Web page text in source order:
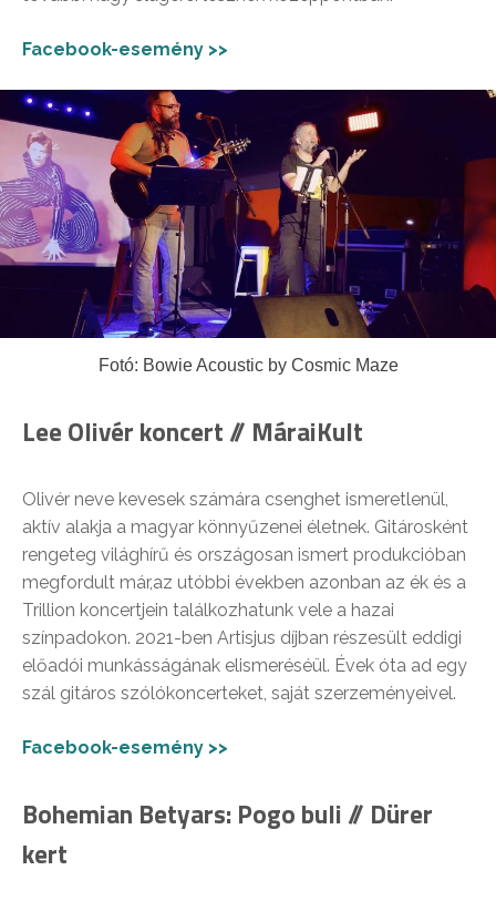
Facebook-esemény >>
Fotó: Bowie Acoustic by Cosmic Maze
Lee Olivér koncert // MáraiKult
Olivér neve kevesek számára csenghet ismeretlenül,
aktív alakja a magyar könnyűzenei életnek. Gitárosként
rengeteg világhírű és országosan ismert produkcióban
megfordult már,az utóbbi években azonban az ék és a
Trillion koncertjein találkozhatunk vele a hazai
színpadokon. 2021-ben Artisjus díjban részesült eddigi
előadói munkásságának elismeréséül. Évek óta ad egy
szál gitáros szólókoncerteket, saját szerzeményeivel.
Facebook-esemény >>
Bohemian Betyars: Pogo buli // Dürer
kert